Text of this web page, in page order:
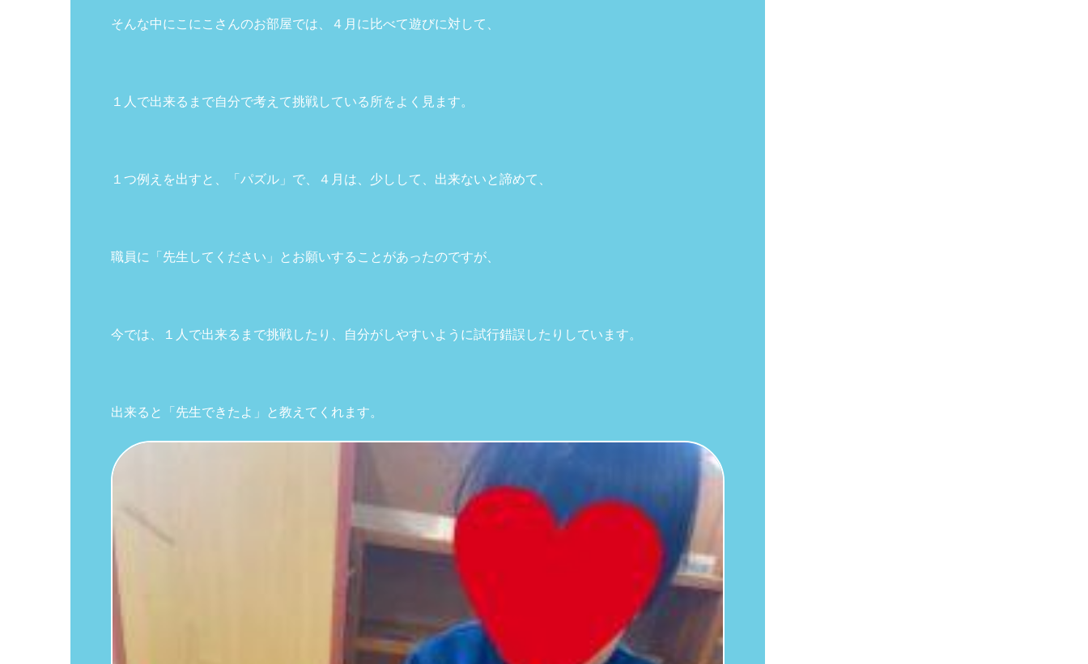
そんな中にこにこさんのお部屋では、４月に比べて遊びに対して、
１人で出来るまで自分で考えて挑戦している所をよく見ます。
１つ例えを出すと、「パズル」で、４月は、少しして、出来ないと諦めて、
職員に「先生してください」とお願いすることがあったのですが、
今では、１人で出来るまで挑戦したり、自分がしやすいように試行錯誤したりしています。
出来ると「先生できたよ」と教えてくれます。